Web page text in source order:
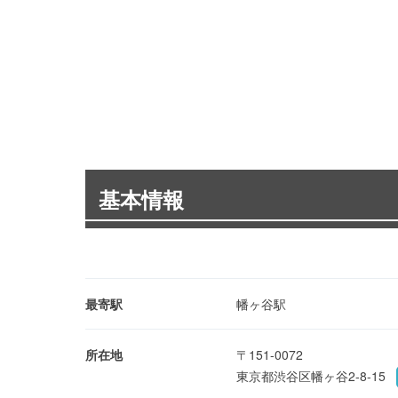
基本情報
最寄駅 幡ヶ谷駅
所在地
〒151-0072
東京都渋谷区幡ヶ谷2-8-15